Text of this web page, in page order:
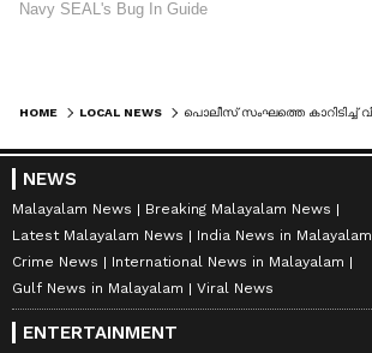
HOME LOCAL NEWS
NEWS
Malayalam News
Breaking Malayalam News
Latest Malayalam News
India News in Malayalam
Crime News
International News in Malayalam
Gulf News in Malayalam
Viral News
ENTERTAINMENT